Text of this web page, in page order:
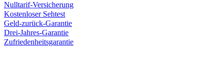
Nulltarif-Versicherung
Kostenloser Sehtest
Geld-zurück-Garantie
Drei-Jahres-Garantie
Zufriedenheitsgarantie